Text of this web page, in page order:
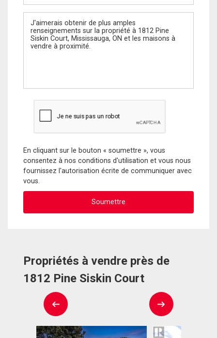
Message
En cliquant sur le bouton « soumettre », vous
consentez à nos conditions d'utilisation et vous nous
fournissez l'autorisation écrite de communiquer avec
vous.
Propriétés à vendre près de
1812 Pine Siskin Court